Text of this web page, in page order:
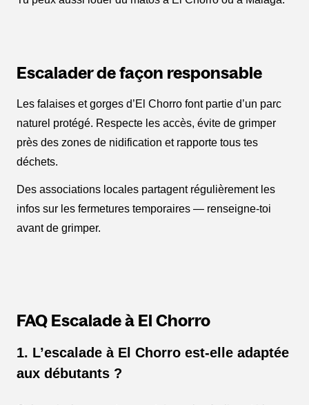
Escalader de façon responsable
Les falaises et gorges d’El Chorro font partie d’un parc
naturel protégé. Respecte les accès, évite de grimper
près des zones de nidification et rapporte tous tes
déchets.
Des associations locales partagent régulièrement les
infos sur les fermetures temporaires — renseigne-toi
avant de grimper.
FAQ Escalade à El Chorro
1. L’escalade à El Chorro est-elle adaptée
aux débutants ?